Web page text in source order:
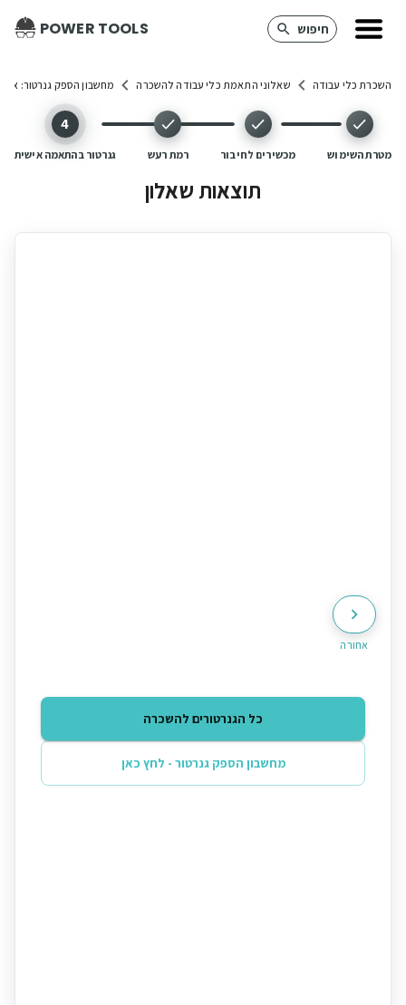
חיפוש POWER TOOLS
השכרת כלי עבודה שאלוני התאמת כלי עבודה להשכרה מחשבון הספק גנרטור:
מטרת השימוש
(הושלם)
מכשירים לחיבור
(הושלם)
רמת רעש
(הושלם) 4
גנרטור בהתאמה אישית
(שלב נוכחי)
תוצאות שאלון
אחורה
כל הגנרטורים להשכרה
מחשבון הספק גנרטור - לחץ כאן